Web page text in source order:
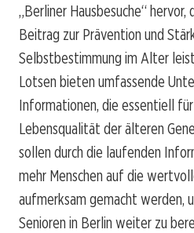
„Berliner Hausbesuche“
Beitrag zur Prävention und
Selbstbestimmung im Alter
Lotsen bieten umfassende
Informationen, die essentiell
Lebensqualität der älteren
sollen durch die laufenden
mehr Menschen auf die
aufmerksam gemacht werden,
Senioren in Berlin weiter zu